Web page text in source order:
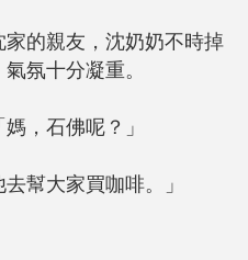
的親友，沈奶奶不時掉
氛十分凝重。
，石佛呢？」
幫大家買咖啡。」